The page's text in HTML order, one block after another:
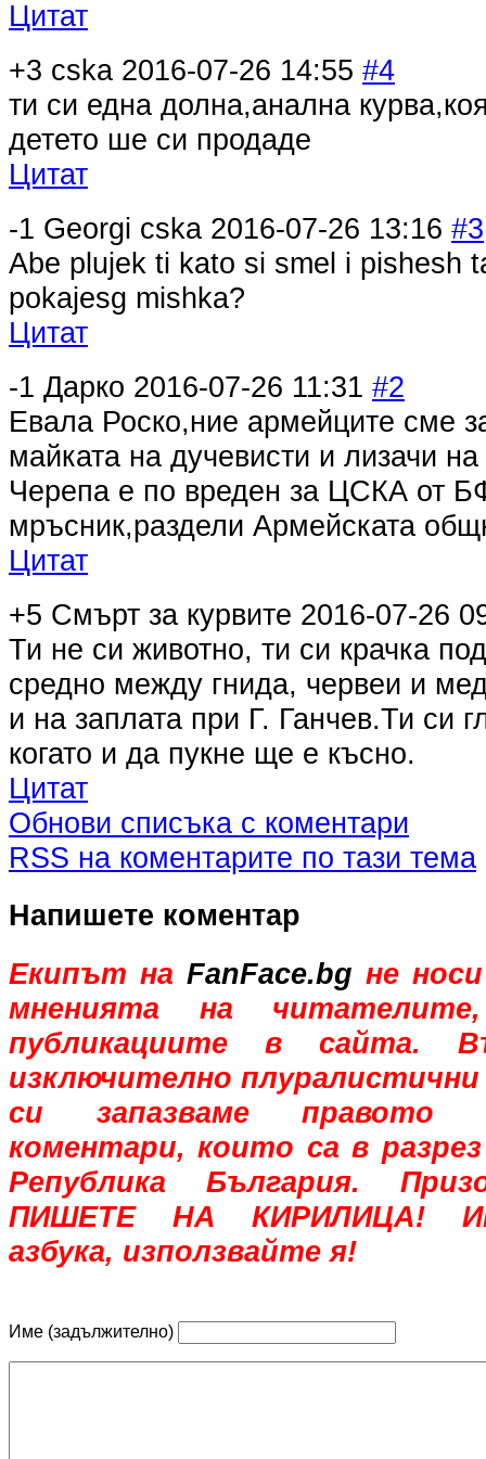
Цитат
+3 cska 2016-07-26 14:55 #4
ти си една долна,анална
детето ше си продаде
Цитат
-1 Georgi cska 2016-07-26 13:16 #3
Abe plujek ti kato si smel i pishesh
pokajesg mishka?
Цитат
-1 Дарко 2016-07-26 11:31 #2
Евала Роско,ние армейците сме
майката на дучевисти и лизачи
Черепа е по вреден за ЦСКА от
мръсник,раздели Армейската
Цитат
+5 Смърт за курвите 2016-07-26
Ти не си животно, ти си крачка
средно между гнида, червеи и
и на заплата при Г. Ганчев.Ти си
когато и да пукне ще е късно.
Цитат
Обнови списъка с коментари
RSS на коментарите по тази тема
Напишете коментар
Екипът на FanFace.bg не
мненията на
публикациите в сайта.
изключително
си запазваме правото
коментари, които са в
Република България.
ПИШЕТЕ НА КИРИЛИЦА!
азбука, използвайте я!
Име (задължително)